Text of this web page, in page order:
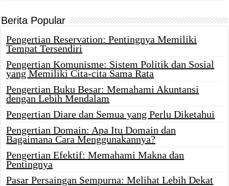
Berita Popular
Pengertian Reservation: Pentingnya Memiliki
Tempat Tersendiri
Pengertian Komunisme: Sistem Politik dan Sosial
yang Memiliki Cita-cita Sama Rata
Pengertian Buku Besar: Memahami Akuntansi
dengan Lebih Mendalam
Pengertian Diare dan Semua yang Perlu Diketahui
Pengertian Domain: Apa Itu Domain dan
Bagaimana Cara Menggunakannya?
Pengertian Efektif: Memahami Makna dan
Pentingnya
Pasar Persaingan Sempurna: Melihat Lebih Dekat